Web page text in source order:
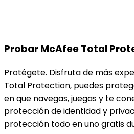
ProbarMcAfee Total
Protégete. Disfruta de más
Total Protection, puedes
en que navegas, juegas y te
protección de identidad y
protección todo en uno gratis